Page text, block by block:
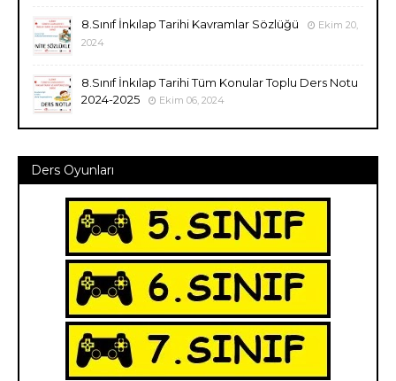
8.Sınıf İnkılap Tarihi Kavramlar Sözlüğü
Ekim 20,
2024
8.Sınıf İnkılap Tarihi Tüm Konular Toplu Ders Notu
2024-2025
Ekim 06, 2024
Ders Oyunları